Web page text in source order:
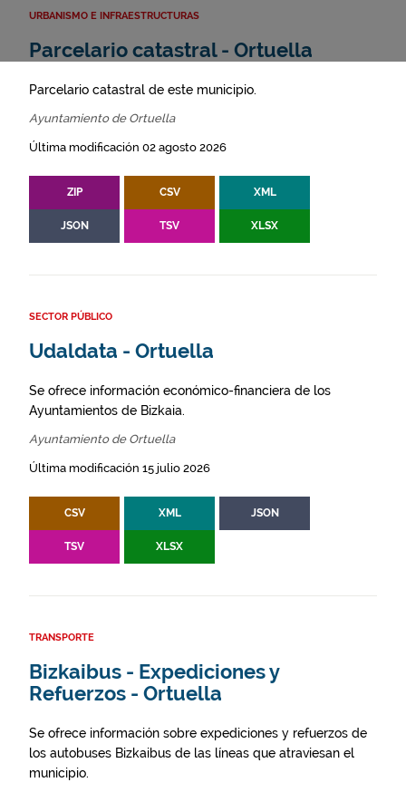
URBANISMO E INFRAESTRUCTURAS
Parcelario catastral - Ortuella
Parcelario catastral de este municipio.
Ayuntamiento de Ortuella
Última modificación 02 agosto 2026
ZIP CSV XML
JSON TSV XLSX
SECTOR PÚBLICO
Udaldata - Ortuella
Se ofrece información económico-financiera de los
Ayuntamientos de Bizkaia.
Ayuntamiento de Ortuella
Última modificación 15 julio 2026
CSV XML JSON
TSV XLSX
TRANSPORTE
Bizkaibus - Expediciones y
Refuerzos - Ortuella
Se ofrece información sobre expediciones y refuerzos de
los autobuses Bizkaibus de las líneas que atraviesan el
municipio.